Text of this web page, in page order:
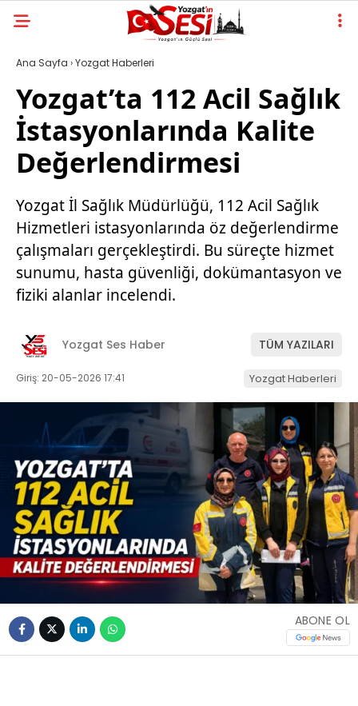
Ana Sayfa ›Yozgat Haberleri
Yozgat’ta 112 Acil Sağlık
İstasyonlarında Kalite
Değerlendirmesi
Yozgat İl Sağlık Müdürlüğü, 112 Acil Sağlık
Hizmetleri istasyonlarında öz değerlendirme
çalışmaları gerçekleştirdi. Bu süreçte hizmet
sunumu, hasta güvenliği, dokümantasyon ve
fiziki alanlar incelendi.
Yozgat Ses Haber TÜM YAZILARI
Giriş: 20-05-2026 17:41 Yozgat Haberleri
ABONE OL